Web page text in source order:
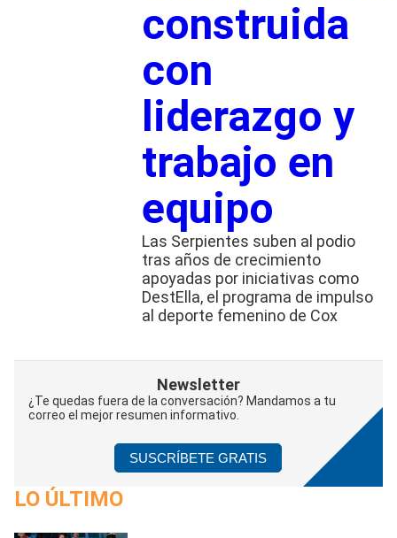
construida
con
liderazgo y
trabajo en
equipo
Las Serpientes suben al podio
tras años de crecimiento
apoyadas por iniciativas como
DestElla, el programa de impulso
al deporte femenino de Cox
Newsletter
¿Te quedas fuera de la conversación? Mandamos a tu
correo el mejor resumen informativo.
SUSCRÍBETE GRATIS
LO ÚLTIMO